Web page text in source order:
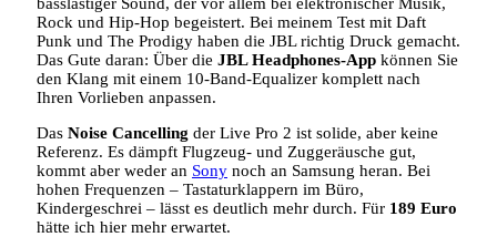
Rock und Hip-Hop begeistert. Bei meinem Test mit Daft
Punk und The Prodigy haben die JBL richtig Druck gemacht.
Das Gute daran: Über die JBL Headphones-App können Sie
den Klang mit einem 10-Band-Equalizer komplett nach
Ihren Vorlieben anpassen.
Das Noise Cancelling der Live Pro 2 ist solide, aber keine
Referenz. Es dämpft Flugzeug- und Zuggeräusche gut,
kommt aber weder an Sony noch an Samsung heran. Bei
hohen Frequenzen – Tastaturklappern im Büro,
Kindergeschrei – lässt es deutlich mehr durch. Für 189 Euro
hätte ich hier mehr erwartet.